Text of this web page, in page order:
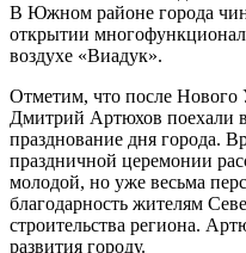
В Южном районе города
открытии
воздухе «Виадук».
Отметим, что после
Дмитрий Артюхов поехали
празднование дня города.
праздничной церемонии
молодой, но уже весьма
благодарность жителям
строительства региона.
развития городу.